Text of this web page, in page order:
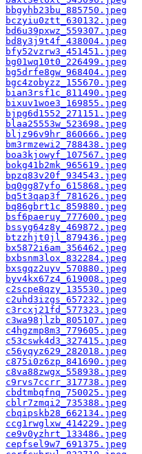
bbgyhb23bu_885750.jpeg
bczyiu0ztt_630132.jpeg
bd6u39pxwz_559307.jpeg
bd8y3j9t4f_438004.jpeg
bfy52vzrw3_451451.jpeg
bg01wq10t0_226499.jpeg
bg5drfe8gw_968404.jpeg
bgc4zobyzz_155670.jpeg
bian3rsf1c_811490.jpeg
bixuv1woe3_169855.jpeg
bjpg6d1552_271151.jpeg
blaa25553w_523698.jpeg
bljz96v9hr_860666.jpeg
bm3rmzewi2_788438.jpeg
boa3kjowyf_107567.jpeg
bokg41b2mk_965619.jpeg
bpzq83v20f_934543.jpeg
bq0gg87yfo_615868.jpeg
bq5t3qap3f_781626.jpeg
bq86gbrt1c_859880.jpeg
bsf6paeruy_777600.jpeg
bssyg64z8y_469872.jpeg
btzzhjt0jl_879436.jpeg
bx5872i6am_356462.jpeg
bxbsnm3lox_832284.jpeg
bxsgqz2uyv_570880.jpeg
byv4kx67z4_619008.jpeg
c2scpe8qzy_135530.jpeg
c2uhd3izgs_657232.jpeg
c3rcxj21fd_577323.jpeg
c3wa98jlzb_805107.jpeg
c4hgzmp8m3_779605.jpeg
c53cswk4d3_327415.jpeg
c56yqyz629_282018.jpeg
c875i0z6zp_841690.jpeg
c8va88zwgx_558938.jpeg
c9rvs7ccrr_317738.jpeg
cbdtmbqfnq_750025.jpeg
cblr7zmqi2_735388.jpeg
cbqipskb28_662134.jpeg
ccg1rwglxw_414229.jpeg
ce9v0yzhrt_133486.jpeg
cepfsel9w7_691375.jpeg